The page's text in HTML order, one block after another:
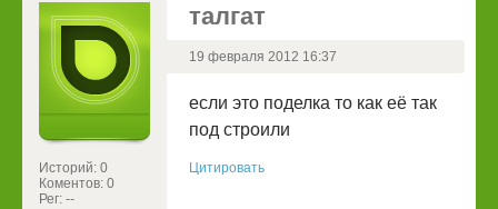
Историй: 0
Коментов: 0
Рег: --
талгат
19 февраля 2012 16:37
если это поделка то как её так
под строили
Цитировать